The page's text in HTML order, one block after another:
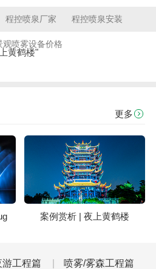
程控喷泉厂家 程控喷泉安装
观喷雾设备价格
黄鹤楼"
更多
案例赏析 | 夜上黄鹤楼
游工程篇 喷雾/雾森工程篇